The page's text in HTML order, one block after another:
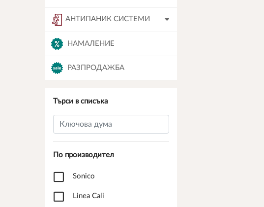
АНТИПАНИК СИСТЕМИ
НАМАЛЕНИЕ
РАЗПРОДАЖБА
Търси в списъка
По производител
Sonico
Linea Cali